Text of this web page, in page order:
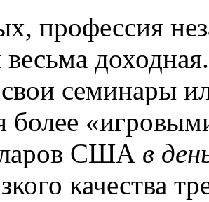
профессия
весьма
свои семинары
более
США в
качества